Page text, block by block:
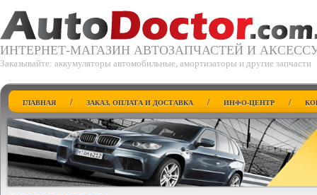
ИНТЕРНЕТ-МАГАЗИН АВТОЗАПЧАСТЕЙ И
Заказывайте: аккумуляторы автомобильные, амортизаторы и другие запчасти
ГЛАВНАЯ / ЗАКАЗ, ОПЛАТА И ДОСТАВКА / ИНФО-ЦЕНТР /